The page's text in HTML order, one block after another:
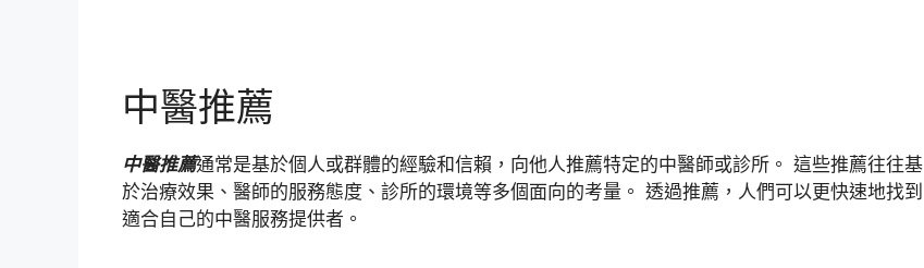
中醫推薦
中醫推薦通常是基於個人或群體的經驗和信賴，向他人推薦特定的中醫師或診所。 這些推薦往往基
於治療效果、醫師的服務態度、診所的環境等多個面向的考量。 透過推薦，人們可以更快速地找到
適合自己的中醫服務提供者。